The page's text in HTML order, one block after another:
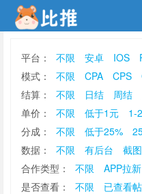
平台： 不限 安卓 IOS
模式：
不限 CPA CPS
结算：
不限 日结 周结
可商议
单价：
不限 低于1元 1-
10-50元
高于50元
分成：
不限 低于25%
高于75%
数据：
不限 有后台 截图
合作类型：
不限 APP拉新
发券
找代理 加粉 寻地推
是否查看：
不限 已查看帖